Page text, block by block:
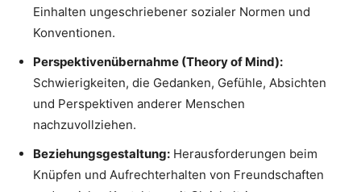
Einhalten ungeschriebener sozialer Normen und
Konventionen.
Perspektivenübernahme (Theory of Mind):
Schwierigkeiten, die Gedanken, Gefühle, Absichten
und Perspektiven anderer Menschen
nachzuvollziehen.
Beziehungsgestaltung: Herausforderungen beim
Knüpfen und Aufrechterhalten von Freundschaften